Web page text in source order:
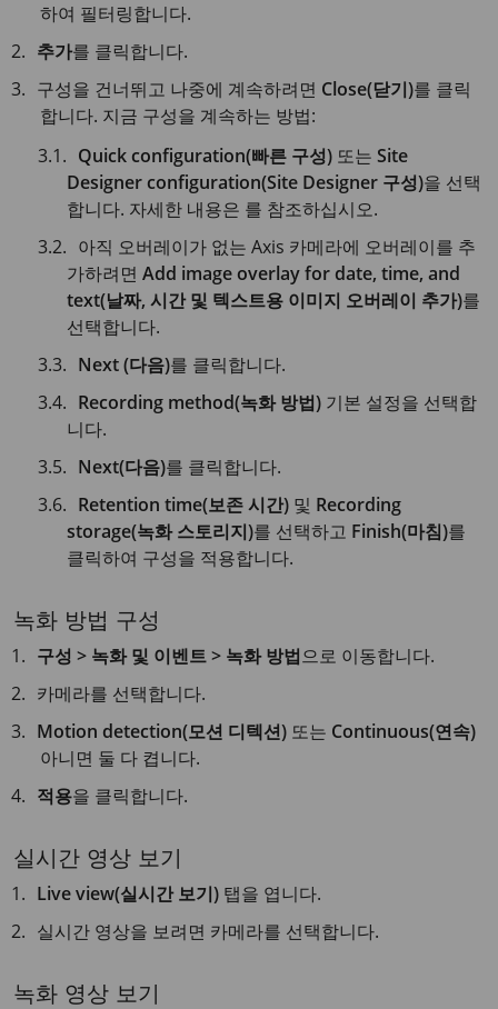
하여 필터링합니다.
추가를 클릭합니다.
구성을 건너뛰고 나중에 계속하려면 Close(닫기)를 클릭
합니다. 지금 구성을 계속하는 방법:
Quick configuration(빠른 구성) 또는Site
Designer configuration(Site Designer 구성)을 선택
합니다. 자세한 내용은 를 참조하십시오.
아직 오버레이가 없는 Axis 카메라에 오버레이를 추
가하려면 Add image overlay for date, time, and
text(날짜, 시간 및 텍스트용 이미지 오버레이 추가)를
선택합니다.
Next (다음)를 클릭합니다.
Recording method(녹화 방법) 기본 설정을 선택합
니다.
Next(다음)를 클릭합니다.
Retention time(보존 시간) 및 Recording
storage(녹화 스토리지)를 선택하고 Finish(마침)를
클릭하여 구성을 적용합니다.
녹화 방법 구성
구성 > 녹화 및 이벤트 > 녹화 방법으로 이동합니다.
카메라를 선택합니다.
Motion detection(모션 디텍션) 또는 Continuous(연속)
아니면 둘 다 켭니다.
적용을 클릭합니다.
실시간 영상 보기
Live view(실시간 보기) 탭을 엽니다.
실시간 영상을 보려면 카메라를 선택합니다.
녹화 영상 보기